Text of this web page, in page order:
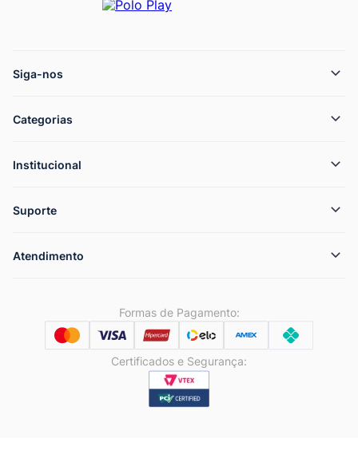
Siga-nos
Categorias
Institucional
Suporte
Atendimento
Formas de Pagamento:
Certificados e Segurança: